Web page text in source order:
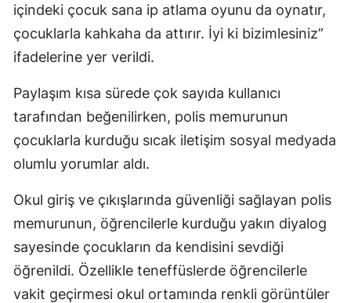
içindeki çocuk sana ip atlama oyunu da oynatır,
çocuklarla kahkaha da attırır. İyi ki bizimlesiniz”
ifadelerine yer verildi.
Paylaşım kısa sürede çok sayıda kullanıcı
tarafından beğenilirken, polis memurunun
çocuklarla kurduğu sıcak iletişim sosyal medyada
olumlu yorumlar aldı.
Okul giriş ve çıkışlarında güvenliği sağlayan polis
memurunun, öğrencilerle kurduğu yakın diyalog
sayesinde çocukların da kendisini sevdiği
öğrenildi. Özellikle teneffüslerde öğrencilerle
vakit geçirmesi okul ortamında renkli görüntüler